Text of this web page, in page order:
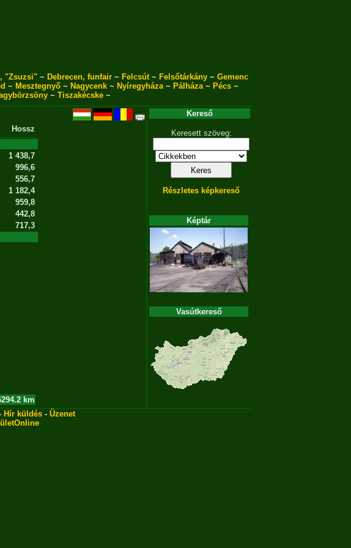
"Zsuzsi"~ Debrecen, funfair~ Felcsút~ Felsőtárkány~ Gemenc
~ Mesztegnyő~ Nagycenk~ Nyíregyháza~ Pálháza~ Pécs~
~ Tiszakécske ~
Hossz
1 438,7
996,6
556,7
1 182,4
959,8
442,8
717,3
km
Kereső
Keresett szöveg:
Részletes képkereső
Képtár
Vasútkereső
Hír küldés - Üzenet